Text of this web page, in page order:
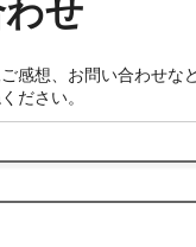
せ
感想、お問い合わせな
ださい。